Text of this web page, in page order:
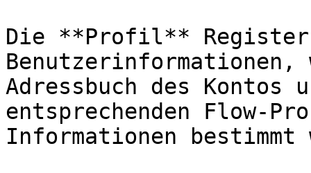
Die **Profil**
Adressbuch des Kontos
entsprechenden Flow-
Informationen